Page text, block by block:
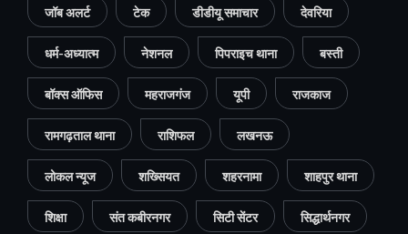
जॉब अलर्ट टेक डीडीयू समाचार देवरिया
धर्म-अध्यात्म नेशनल पिपराइच थाना बस्ती
बॉक्स ऑफिस महराजगंज यूपी राजकाज
रामगढ़ताल थाना राशिफल लखनऊ
लोकल न्यूज शख्सियत शहरनामा शाहपुर थाना
शिक्षा संत कबीरनगर सिटी सेंटर सिद्धार्थनगर